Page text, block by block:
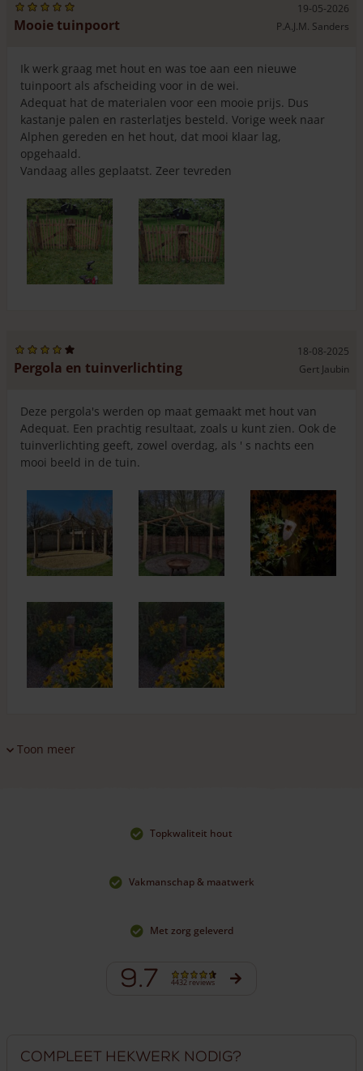
Mooie tuinpoort P.A.J.M. Sanders
19-05-2026
Ik werk graag met hout en was toe aan een nieuwe
tuinpoort als afscheiding voor in de wei.
Adequat hat de materialen voor een mooie prijs. Dus
kastanje palen en rasterlatjes besteld. Vorige week naar
Alphen gereden en het hout, dat mooi klaar lag,
opgehaald.
Vandaag alles geplaatst. Zeer tevreden
Pergola en tuinverlichting Gert Jaubin
18-08-2025
Deze pergola's werden op maat gemaakt met hout van
Adequat. Een prachtig resultaat, zoals u kunt zien. Ook de
tuinverlichting geeft, zowel overdag, als ' s nachts een
mooi beeld in de tuin.
Toon meer
Topkwaliteit hout
Vakmanschap & maatwerk
Met zorg geleverd
9.7 4432 reviews
Compleet hekwerk nodig?